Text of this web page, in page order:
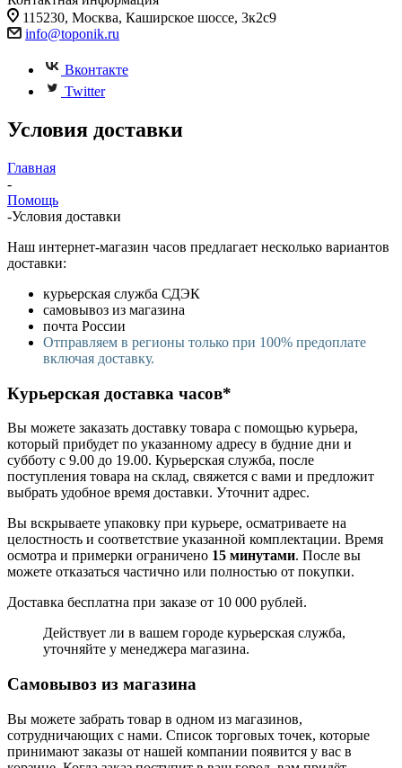
115230, Москва, Каширское шоссе, 3к2с9
info@toponik.ru
Вконтакте
Twitter
Условия доставки
Главная
-
Помощь
-Условия доставки
Наш интернет-магазин часов предлагает несколько вариантов
доставки:
курьерская служба СДЭК
самовывоз из магазина
почта России
Отправляем в регионы только при 100% предоплате
включая доставку.
Курьерская доставка часов*
Вы можете заказать доставку товара с помощью курьера,
который прибудет по указанному адресу в будние дни и
субботу с 9.00 до 19.00. Курьерская служба, после
поступления товара на склад, свяжется с вами и предложит
выбрать удобное время доставки. Уточнит адрес.
Вы вскрываете упаковку при курьере, осматриваете на
целостность и соответствие указанной комплектации. Время
осмотра и примерки ограничено 15 минутами. После вы
можете отказаться частично или полностью от покупки.
Доставка бесплатна при заказе от 10 000 рублей.
Действует ли в вашем городе курьерская служба,
уточняйте у менеджера магазина.
Самовывоз из магазина
Вы можете забрать товар в одном из магазинов,
сотрудничающих с нами. Список торговых точек, которые
принимают заказы от нашей компании появится у вас в